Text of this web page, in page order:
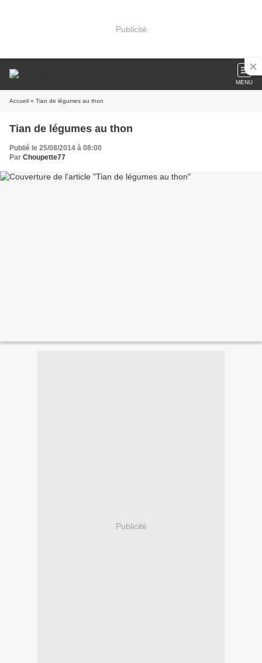
Publicité
MENU
Accueil » Tian de légumes au thon
Tian de légumes au thon
Publié le 25/08/2014 à 08:00
Par Choupette77
Publicité